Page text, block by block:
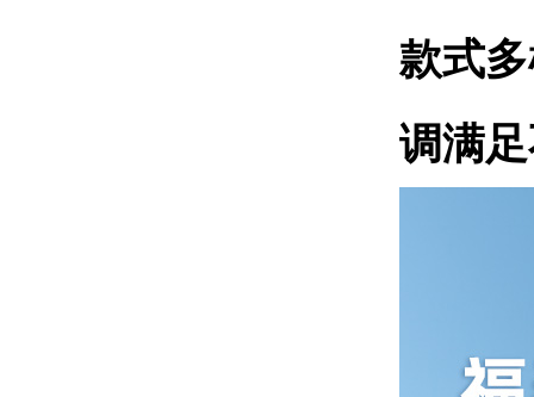
款式
调满